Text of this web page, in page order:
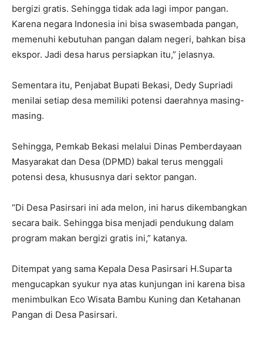
bergizi gratis. Sehingga tidak ada lagi impor pangan.
Karena negara Indonesia ini bisa swasembada pangan,
memenuhi kebutuhan pangan dalam negeri, bahkan bisa
ekspor. Jadi desa harus persiapkan itu,” jelasnya.
Sementara itu, Penjabat Bupati Bekasi, Dedy Supriadi
menilai setiap desa memiliki potensi daerahnya masing-
masing.
Sehingga, Pemkab Bekasi melalui Dinas Pemberdayaan
Masyarakat dan Desa (DPMD) bakal terus menggali
potensi desa, khususnya dari sektor pangan.
“Di Desa Pasirsari ini ada melon, ini harus dikembangkan
secara baik. Sehingga bisa menjadi pendukung dalam
program makan bergizi gratis ini,” katanya.
Ditempat yang sama Kepala Desa Pasirsari H.Suparta
mengucapkan syukur nya atas kunjungan ini karena bisa
menimbulkan Eco Wisata Bambu Kuning dan Ketahanan
Pangan di Desa Pasirsari.